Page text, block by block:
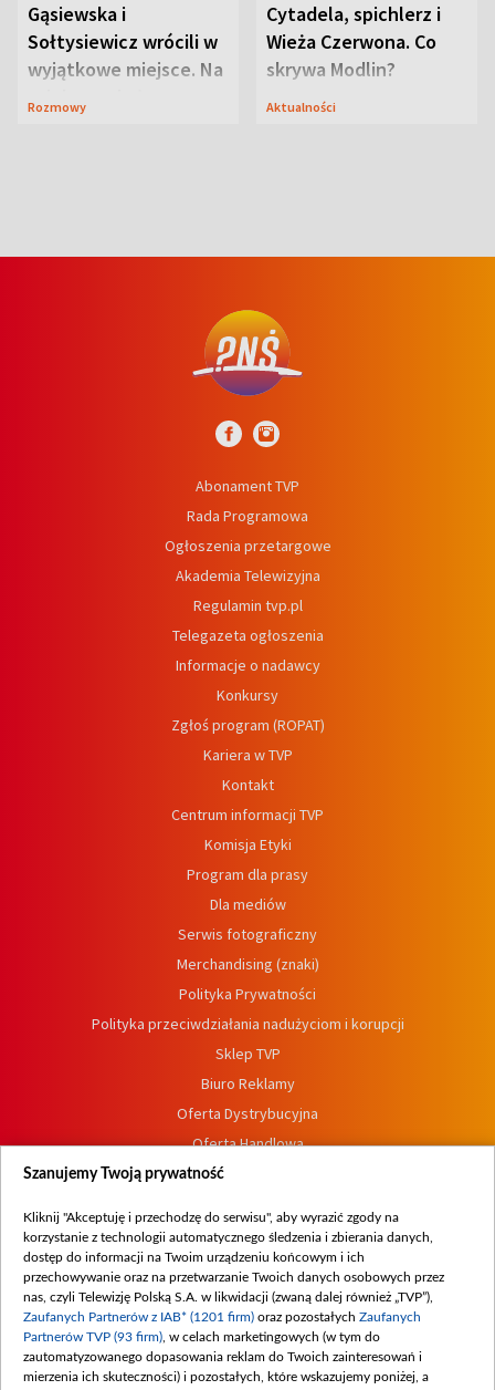
Gąsiewska i
Sołtysiewicz wrócili w
wyjątkowe miejsce. Na
szlaku czekał
Rozmowy
Cytadela, spichlerz i
Wieża Czerwona. Co
skrywa Modlin?
Aktualności
Abonament TVP
Rada Programowa
Ogłoszenia przetargowe
Akademia Telewizyjna
Regulamin tvp.pl
Telegazeta ogłoszenia
Informacje o nadawcy
Konkursy
Zgłoś program (ROPAT)
Kariera w TVP
Kontakt
Centrum informacji TVP
Komisja Etyki
Program dla prasy
Dla mediów
Serwis fotograficzny
Merchandising (znaki)
Polityka Prywatności
Polityka przeciwdziałania nadużyciom i korupcji
Sklep TVP
Biuro Reklamy
Oferta Dystrybucyjna
Oferta Handlowa
Dostępność
Procedura zgłoszeń wewnętrznych
Szanujemy Twoją prywatność
Kliknij "Akceptuję i przechodzę do serwisu", aby wyrazić zgody na
korzystanie z technologii automatycznego śledzenia i zbierania danych,
dostęp do informacji na Twoim urządzeniu końcowym i ich
przechowywanie oraz na przetwarzanie Twoich danych osobowych przez
nas, czyli Telewizję Polską S.A. w likwidacji (zwaną dalej również „TVP”),
Zaufanych Partnerów z IAB* (1201 firm) oraz pozostałych Zaufanych
Partnerów TVP (93 firm) , w celach marketingowych (w tym do
zautomatyzowanego dopasowania reklam do Twoich zainteresowań i
mierzenia ich skuteczności) i pozostałych, które wskazujemy poniżej, a